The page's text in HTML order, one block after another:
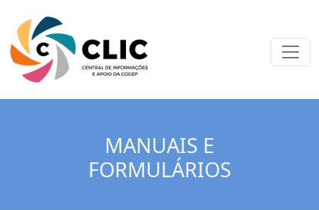
MANUAIS E
FORMULÁRIOS